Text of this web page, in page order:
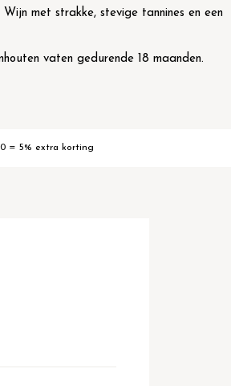
met strakke, stevige tannines en een
vaten gedurende 18 maanden.
= 5% extra korting